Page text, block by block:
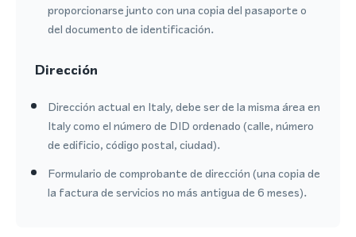
proporcionarse junto con una copia del pasaporte o
del documento de identificación.
Dirección
Dirección actual en Italy, debe ser de la misma área en
Italy como el número de DID ordenado (calle, número
de edificio, código postal, ciudad).
Formulario de comprobante de dirección (una copia de
la factura de servicios no más antigua de 6 meses).